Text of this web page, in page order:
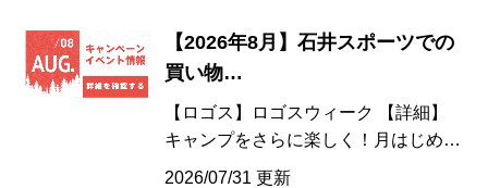
【2026年8月】石井スポーツでの
買い物…
【ロゴス】ロゴスウィーク 【詳細】
キャンプをさらに楽しく！月はじめ…
2026/07/31 更新